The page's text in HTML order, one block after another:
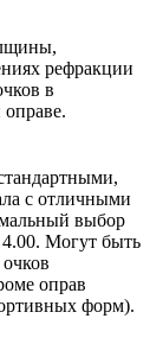
рефракции
в
с отличными
выбор
Могут быть
оправ
форм).